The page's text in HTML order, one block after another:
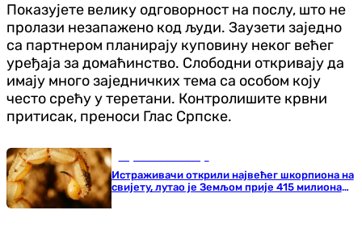
Показујете велику одговорност на послу, што не
пролази незапажено код људи. Заузети заједно
са партнером планирају куповину неког већег
уређаја за домаћинство. Слободни откривају да
имају много заједничких тема са особом коју
често срећу у теретани. Контролишите крвни
притисак, преноси Глас Српске.
Истраживачи открили највећег шкорпиона на
свијету, лутао је Земљом прије 415 милиона
година